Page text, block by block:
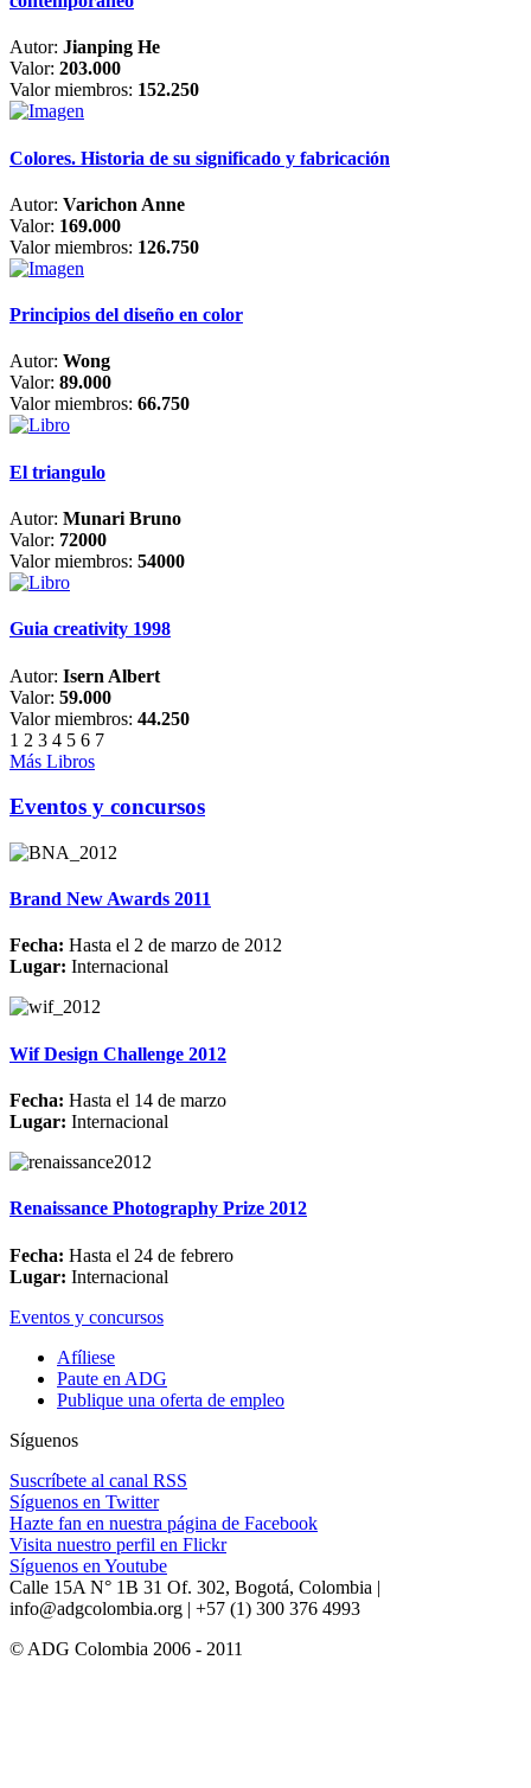
Autor: Jianping He
Valor: 203.000
Valor miembros: 152.250
Colores. Historia de su significado y fabricación
Autor: Varichon Anne
Valor: 169.000
Valor miembros: 126.750
Principios del diseño en color
Autor: Wong
Valor: 89.000
Valor miembros: 66.750
El triangulo
Autor: Munari Bruno
Valor: 72000
Valor miembros: 54000
Guia creativity 1998
Autor: Isern Albert
Valor: 59.000
Valor miembros: 44.250
1 2 3 4 5 6 7
Más Libros
Eventos y concursos
Brand New Awards 2011
Fecha: Hasta el 2 de marzo de 2012
Lugar: Internacional
Wif Design Challenge 2012
Fecha: Hasta el 14 de marzo
Lugar: Internacional
Renaissance Photography Prize 2012
Fecha: Hasta el 24 de febrero
Lugar: Internacional
Eventos y concursos
Afíliese
Paute en ADG
Publique una oferta de empleo
Síguenos
Suscríbete al canal RSS
Síguenos en Twitter
Hazte fan en nuestra página de Facebook
Visita nuestro perfil en Flickr
Síguenos en Youtube
Calle 15A N° 1B 31 Of. 302, Bogotá, Colombia |
info@adgcolombia.org | +57 (1) 300 376 4993
© ADG Colombia 2006 - 2011